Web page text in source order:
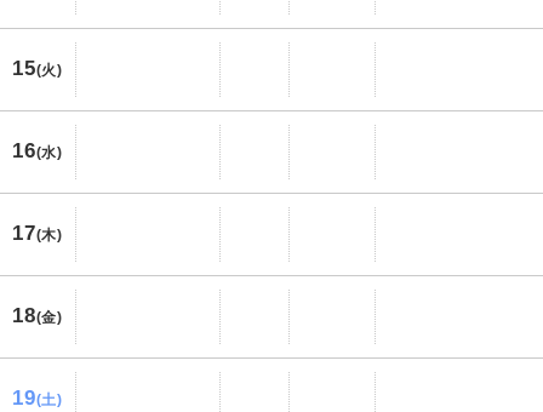
15(火)
16(水)
17(木)
18(金)
19(土)